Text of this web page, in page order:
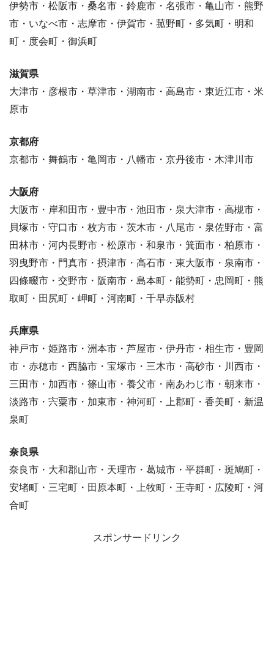
伊勢市・松阪市・桑名市・鈴鹿市・名張市・亀山市・熊野
市・いなべ市・志摩市・伊賀市・菰野町・多気町・明和
町・度会町・御浜町
滋賀県
大津市・彦根市・草津市・湖南市・高島市・東近江市・米
原市
京都府
京都市・舞鶴市・亀岡市・八幡市・京丹後市・木津川市
大阪府
大阪市・岸和田市・豊中市・池田市・泉大津市・高槻市・
貝塚市・守口市・枚方市・茨木市・八尾市・泉佐野市・富
田林市・河内長野市・松原市・和泉市・箕面市・柏原市・
羽曳野市・門真市・摂津市・高石市・東大阪市・泉南市・
四條畷市・交野市・阪南市・島本町・能勢町・忠岡町・熊
取町・田尻町・岬町・河南町・千早赤阪村
兵庫県
神戸市・姫路市・洲本市・芦屋市・伊丹市・相生市・豊岡
市・赤穂市・西脇市・宝塚市・三木市・高砂市・川西市・
三田市・加西市・篠山市・養父市・南あわじ市・朝来市・
淡路市・宍粟市・加東市・神河町・上郡町・香美町・新温
泉町
奈良県
奈良市・大和郡山市・天理市・葛城市・平群町・斑鳩町・
安堵町・三宅町・田原本町・上牧町・王寺町・広陵町・河
合町
スポンサードリンク